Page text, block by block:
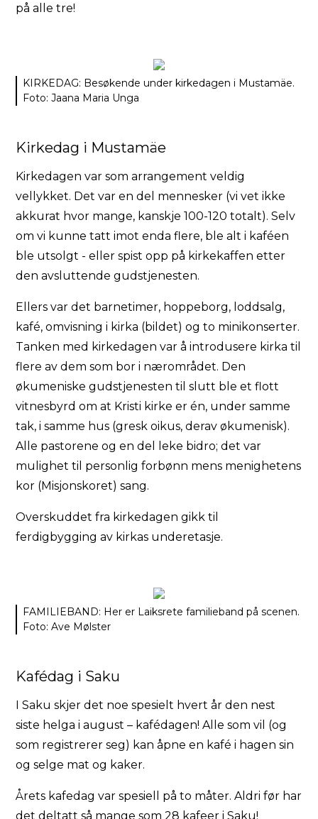
på alle tre!
KIRKEDAG: Besøkende under kirkedagen i Mustamäe.
Foto: Jaana Maria Unga
Kirkedag i Mustamäe
Kirkedagen var som arrangement veldig
vellykket. Det var en del mennesker (vi vet ikke
akkurat hvor mange, kanskje 100-120 totalt). Selv
om vi kunne tatt imot enda flere, ble alt i kaféen
ble utsolgt - eller spist opp på kirkekaffen etter
den avsluttende gudstjenesten.
Ellers var det barnetimer, hoppeborg, loddsalg,
kafé, omvisning i kirka (bildet) og to minikonserter.
Tanken med kirkedagen var å introdusere kirka til
flere av dem som bor i nærområdet. Den
økumeniske gudstjenesten til slutt ble et flott
vitnesbyrd om at Kristi kirke er én, under samme
tak, i samme hus (gresk oikus, derav økumenisk).
Alle pastorene og en del leke bidro; det var
mulighet til personlig forbønn mens menighetens
kor (Misjonskoret) sang.
Overskuddet fra kirkedagen gikk til
ferdigbygging av kirkas underetasje.
FAMILIEBAND: Her er Laiksrete familieband på scenen.
Foto: Ave Mølster
Kafédag i Saku
I Saku skjer det noe spesielt hvert år den nest
siste helga i august – kafédagen! Alle som vil (og
som registrerer seg) kan åpne en kafé i hagen sin
og selge mat og kaker.
Årets kafedag var spesiell på to måter. Aldri før har
det deltatt så mange som 28 kafeer i Saku!